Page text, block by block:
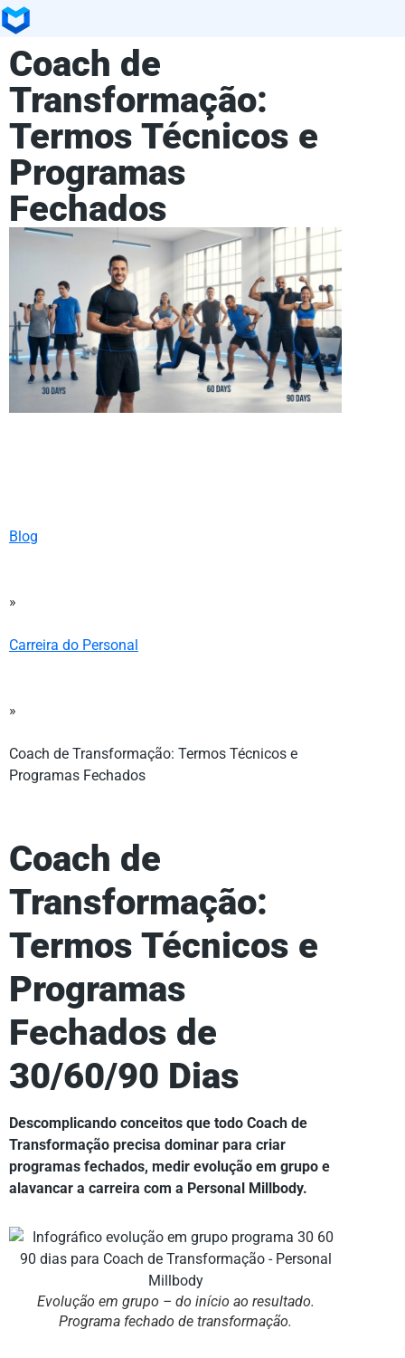
Coach de
Transformação:
Termos Técnicos e
Programas
Fechados
Blog
»
Carreira do Personal
»
Coach de Transformação: Termos Técnicos e
Programas Fechados
Coach de
Transformação:
Termos Técnicos e
Programas
Fechados de
30/60/90 Dias
Descomplicando conceitos que todo Coach de
Transformação precisa dominar para criar
programas fechados, medir evolução em grupo e
alavancar a carreira com a Personal Millbody.
Evolução em grupo – do início ao resultado.
Programa fechado de transformação.